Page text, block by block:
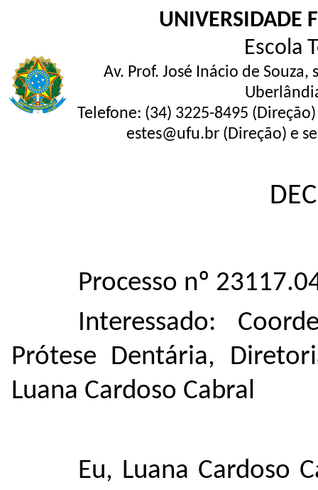
UNIVERSIDADE
Escola
Av. Prof. José Inácio de
Telefone: (34) 3225-8495
estes@ufu.br (Direção) e
Processo nº
Interessado:
Prótese Dentária,
Luana Cardoso Cabral
Eu, Luana Cardoso